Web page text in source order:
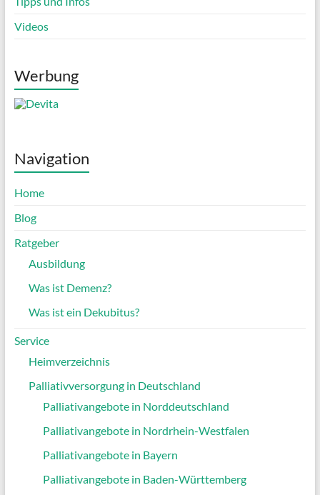
Videos
Werbung
Navigation
Home
Blog
Ratgeber
Ausbildung
Was ist Demenz?
Was ist ein Dekubitus?
Service
Heimverzeichnis
Palliativversorgung in Deutschland
Palliativangebote in Norddeutschland
Palliativangebote in Nordrhein-Westfalen
Palliativangebote in Bayern
Palliativangebote in Baden-Württemberg